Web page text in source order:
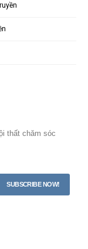
thất chăm sóc